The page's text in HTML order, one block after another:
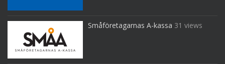
Småföretagarnas A-kassa 31 views